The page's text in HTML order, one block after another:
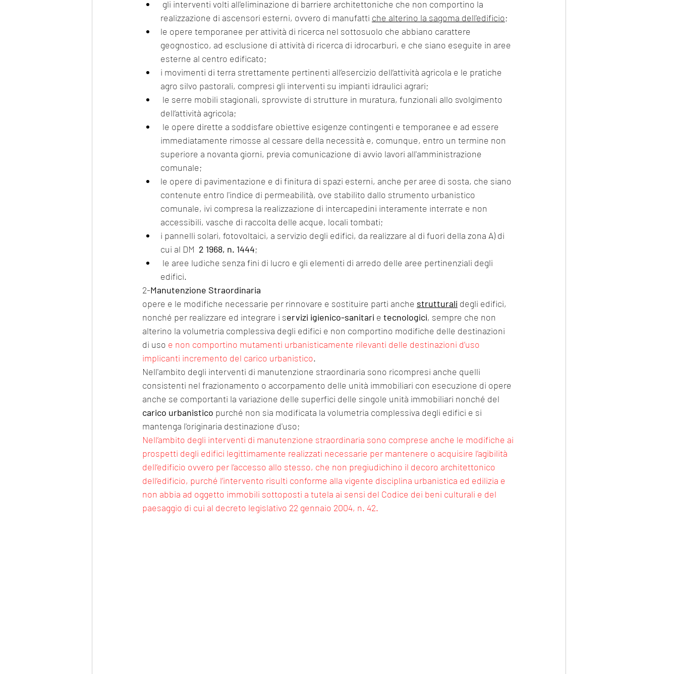
realizzazione di ascensori esterni, ovvero di manufatti che alterino la sagoma dell'edificio;
le opere temporanee per attività di ricerca nel sottosuolo che abbiano carattere
geognostico, ad esclusione di attività di ricerca di idrocarburi, e che siano eseguite in aree
esterne al centro edificato;
i movimenti di terra strettamente pertinenti all’esercizio dell’attività agricola e le pratiche
agro silvo pastorali, compresi gli interventi su impianti idraulici agrari;
dell’attività agricola;
immediatamente rimosse al cessare della necessità e, comunque, entro un termine non
superiore a novanta giorni, previa comunicazione di avvio lavori all'amministrazione
comunale;
le opere di pavimentazione e di finitura di spazi esterni, anche per aree di sosta, che siano
contenute entro l'indice di permeabilità, ove stabilito dallo strumento urbanistico
comunale, ivi compresa la realizzazione di intercapedini interamente interrate e non
accessibili, vasche di raccolta delle acque, locali tombati;
i pannelli solari, fotovoltaici, a servizio degli edifici, da realizzare al di fuori della zona A) di
cui al DM 2 1968, n. 1444;
edifici.
2-Manutenzione Straordinaria
opere e le modifiche necessarie per rinnovare e sostituire parti anche strutturali degli edifici,
nonché per realizzare ed integrare i servizi igienico-sanitari e tecnologici, sempre che non
alterino la volumetria complessiva degli edifici e non comportino modifiche delle destinazioni
di uso e non comportino mutamenti urbanisticamente rilevanti delle destinazioni d’uso
implicanti incremento del carico urbanistico.
Nell'ambito degli interventi di manutenzione straordinaria sono ricompresi anche quelli
consistenti nel frazionamento o accorpamento delle unità immobiliari con esecuzione di opere
anche se comportanti la variazione delle superfici delle singole unità immobiliari nonché del
carico urbanistico purché non sia modificata la volumetria complessiva degli edifici e si
mantenga l'originaria destinazione d'uso;
Nell’ambito degli interventi di manutenzione straordinaria sono comprese anche le modifiche ai
prospetti degli edifici legittimamente realizzati necessarie per mantenere o acquisire l’agibilità
dell’edificio ovvero per l’accesso allo stesso, che non pregiudichino il decoro architettonico
dell’edificio, purché l’intervento risulti conforme alla vigente disciplina urbanistica ed edilizia e
non abbia ad oggetto immobili sottoposti a tutela ai sensi del Codice dei beni culturali e del
paesaggio di cui al decreto legislativo 22 gennaio 2004, n. 42.